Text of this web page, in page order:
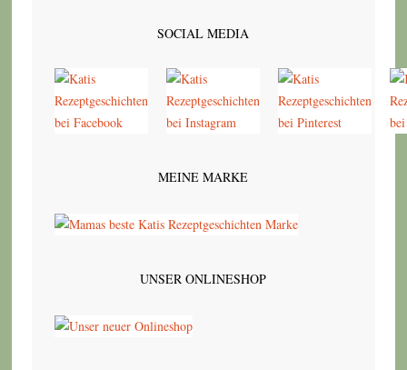
SOCIAL MEDIA
MEINE MARKE
UNSER ONLINESHOP